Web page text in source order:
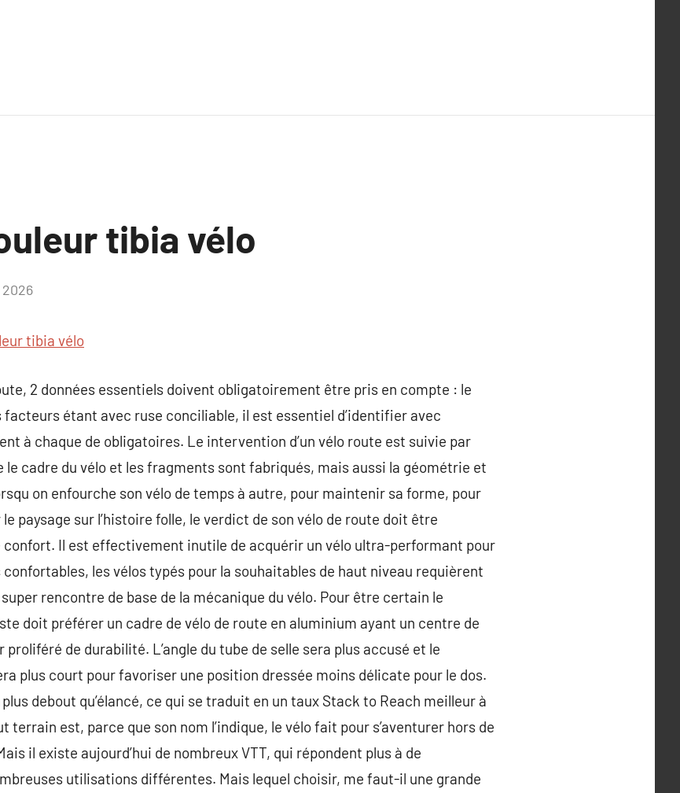
tibia vélo
2026
tibia vélo
2 données essentiels doivent obligatoirement être pris en compte : le
étant avec ruse conciliable, il est essentiel d’identifier avec
à chaque de obligatoires. Le intervention d’un vélo route est suivie par
cadre du vélo et les fragments sont fabriqués, mais aussi la géométrie et
on enfourche son vélo de temps à autre, pour maintenir sa forme, pour
paysage sur l’histoire folle, le verdict de son vélo de route doit être
Il est effectivement inutile de acquérir un vélo ultra-performant pour
confortables, les vélos typés pour la souhaitables de haut niveau requièrent
rencontre de base de la mécanique du vélo. Pour être certain le
doit préférer un cadre de vélo de route en aluminium ayant un centre de
de durabilité. L’angle du tube de selle sera plus accusé et le
plus court pour favoriser une position dressée moins délicate pour le dos.
debout qu’élancé, ce qui se traduit en un taux Stack to Reach meilleur à
terrain est, parce que son nom l’indique, le vélo fait pour s’aventurer hors de
il existe aujourd’hui de nombreux VTT, qui répondent plus à de
utilisations différentes. Mais lequel choisir, me faut-il une grande